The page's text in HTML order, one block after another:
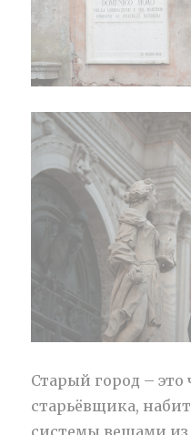
Старый город – это
старьёвщика,